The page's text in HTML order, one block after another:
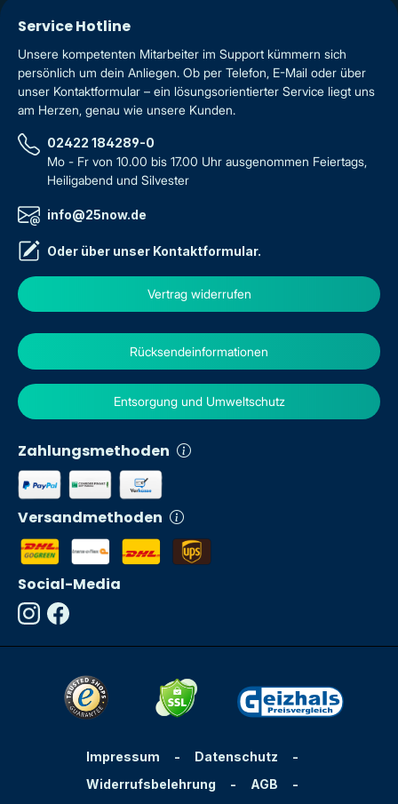
Service Hotline
Unsere kompetenten Mitarbeiter im Support kümmern sich
persönlich um dein Anliegen. Ob per Telefon, E-Mail oder über
unser Kontaktformular – ein lösungsorientierter Service liegt uns
am Herzen, genau wie unsere Kunden.
02422 184289-0
Mo - Fr von 10.00 bis 17.00 Uhr ausgenommen Feiertags,
Heiligabend und Silvester
info@25now.de
Oder über unser Kontaktformular.
Vertrag widerrufen
Zahlungsmethoden
Versandmethoden
Rücksendeinformationen
Entsorgung und Umweltschutz
Social-Media
Impressum - Datenschutz
-
Widerrufsbelehrung
- AGB -